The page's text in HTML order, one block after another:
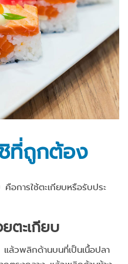
ที่ถูกต้อง
คือการใช้ตะเกียบหรือรับประ
ตะเกียบ
ล้วพลิกด้านบนที่เป็นเนื้อปลา